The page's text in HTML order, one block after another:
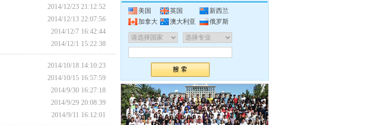
2014/12/23 21:12:52
2014/12/13 22:07:56
2014/12/7 16:42:44
2014/12/1 15:22:38
2014/10/18 14:10:23
2014/10/15 16:57:59
2014/9/30 16:27:18
2014/9/29 20:08:39
2014/9/11 16:12:01
美国 英国
新西兰
加拿大
澳大利亚 俄罗斯